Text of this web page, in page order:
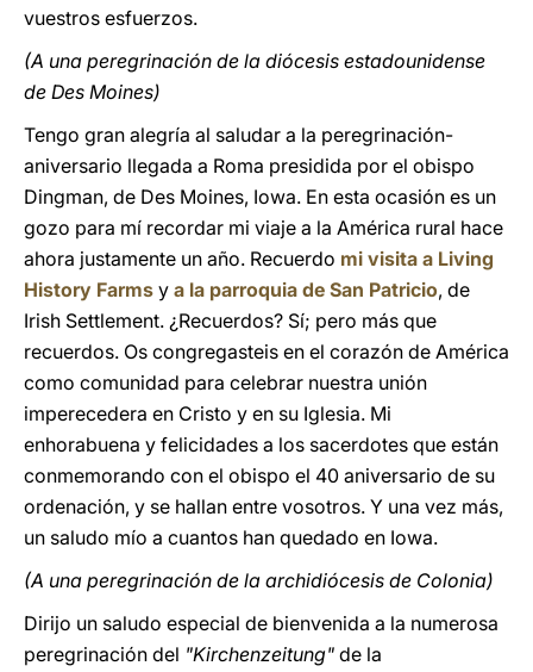
vuestros esfuerzos.
(A una peregrinación de la diócesis estadounidense
de Des Moines)
Tengo gran alegría al saludar a la peregrinación-
aniversario llegada a Roma presidida por el obispo
Dingman, de Des Moines, Iowa. En esta ocasión es un
gozo para mí recordar mi viaje a la América rural hace
ahora justamente un año. Recuerdo mi visita a Living
History Farms y a la parroquia de San Patricio, de
Irish Settlement. ¿Recuerdos? Sí; pero más que
recuerdos. Os congregasteis en el corazón de América
como comunidad para celebrar nuestra unión
imperecedera en Cristo y en su Iglesia. Mi
enhorabuena y felicidades a los sacerdotes que están
conmemorando con el obispo el 40 aniversario de su
ordenación, y se hallan entre vosotros. Y una vez más,
un saludo mío a cuantos han quedado en Iowa.
(A una peregrinación de la archidiócesis de Colonia)
Dirijo un saludo especial de bienvenida a la numerosa
peregrinación del "Kirchenzeitung" de la